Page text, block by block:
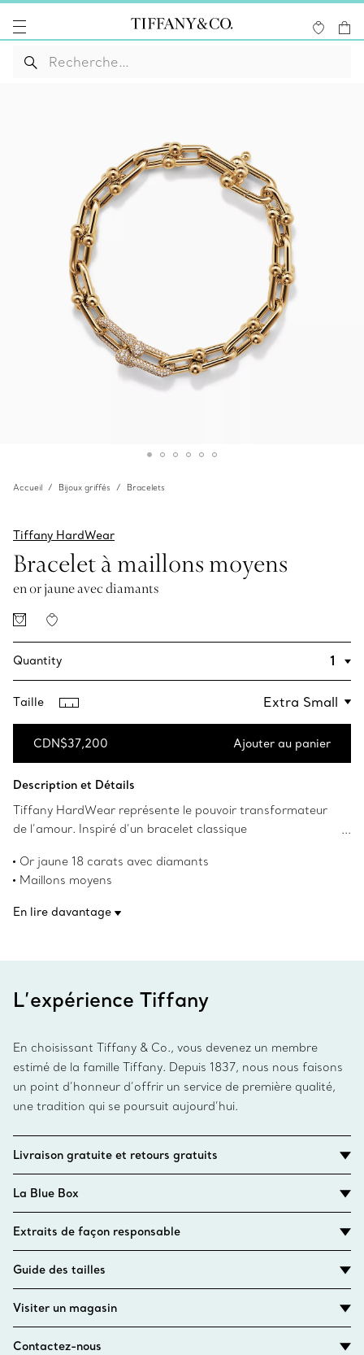
Accueil Bijoux griffés Bracelets
Tiffany HardWear
Bracelet à maillons moyens
en or jaune avec diamants
Quantity
Taille
CDN$37,200 Ajouter au panier
Description et Détails
Tiffany HardWear représente le pouvoir transformateur
de l’amour. Inspiré d’un bracelet classique
modèle HardWear symbolise la résilience et la liberté
d’esprit. Un jeu de tension, de proportions et de couleur,
emblématiques de la collection conçus en or jaune
Portez ce bracelet seul ou superposez-le à d’autres
nuances.
Or jaune 18 carats avec diamants
Maillons moyens
Convient aux poignets mesurant jusqu’à 13,3 cm (5,25 po)
En lire davantage
L’expérience Tiffany
En choisissant Tiffany & Co., vous devenez un membre
estimé de la famille Tiffany. Depuis 1837, nous nous faisons
un point d’honneur d’offrir un service de première qualité,
une tradition qui se poursuit aujourd’hui.
Livraison gratuite et retours gratuits
La Blue Box
Extraits de façon responsable
Guide des tailles
Visiter un magasin
Contactez-nous